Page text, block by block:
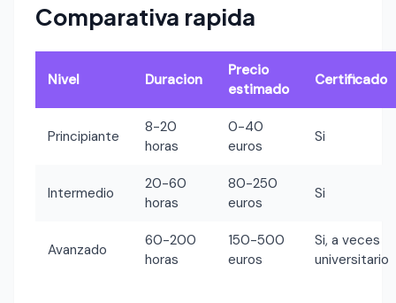
Comparativa rapida
Nivel Duracion
Precio
estimado
Certificado
Principiante
8-20
horas
0-40
euros
Si
Intermedio
20-60
horas
80-250
euros
Si
Avanzado
60-200
horas
150-500
euros
Si, a veces
universitario